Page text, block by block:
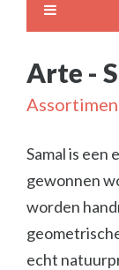
Arte -
Samal is een
gewonnen
worden
echt